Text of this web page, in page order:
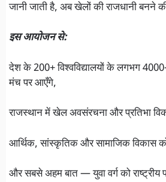
जानी जाती है, अब खेलों की राजधानी बनने
इस आयोजन से:
देश के 200+ विश्वविद्यालयों के लगभग
मंच पर आएँगे,
राजस्थान में खेल अवसंरचना और प्रतिभा
आर्थिक, सांस्कृतिक और सामाजिक विकास
और सबसे अहम बात — युवा वर्ग को